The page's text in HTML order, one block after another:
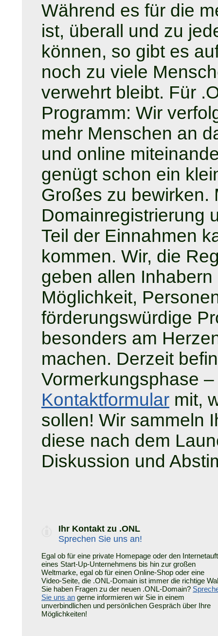
Während es für die
ist, überall und zu
können, so gibt es
noch zu viele
verwehrt bleibt. Für
Programm: Wir
mehr Menschen an
und online
genügt schon ein
Großes zu bewirken.
Domainregistrierung
Teil der Einnahmen
kommen. Wir, die
geben allen
Möglichkeit,
förderungswürdige
besonders am
machen. Derzeit
Vormerkungsphase
Kontaktformular mit,
sollen! Wir sammeln
diese nach dem
Diskussion und
Ihr Kontakt zu .ONL
Sprechen Sie uns an!
Egal ob für eine private Homepage oder den
eines Start-Up-Unternehmens bis hin zur großen
Weltmarke, egal ob für einen Online-Shop oder eine
Video-Seite, die .ONL-Domain ist immer die richtige
Sie haben Fragen zu der neuen .ONL-Domain?
Sie uns an gerne informieren wir Sie in einem
unverbindlichen und persönlichen Gespräch über Ihre
Möglichkeiten!